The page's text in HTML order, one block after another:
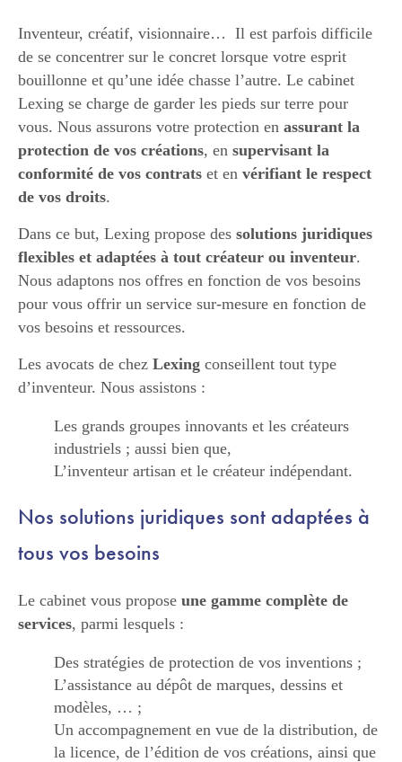
Inventeur, créatif, visionnaire… Il est parfois difficile
de se concentrer sur le concret lorsque votre esprit
bouillonne et qu’une idée chasse l’autre. Le cabinet
Lexing se charge de garder les pieds sur terre pour
vous. Nous assurons votre protection en assurant la
protection de vos créations, en supervisant la
conformité de vos contrats et en vérifiant le respect
de vos droits.
Dans ce but, Lexing propose des solutions juridiques
flexibles et adaptées à tout créateur ou inventeur.
Nous adaptons nos offres en fonction de vos besoins
pour vous offrir un service sur-mesure en fonction de
vos besoins et ressources.
Les avocats de chez Lexing conseillent tout type
d’inventeur. Nous assistons :
Les grands groupes innovants et les créateurs
industriels ; aussi bien que,
L’inventeur artisan et le créateur indépendant.
Nos solutions juridiques sont adaptées à
tous vos besoins
Le cabinet vous propose une gamme complète de
services, parmi lesquels :
Des stratégies de protection de vos inventions ;
L’assistance au dépôt de marques, dessins et
modèles, … ;
Un accompagnement en vue de la distribution, de
la licence, de l’édition de vos créations, ainsi que